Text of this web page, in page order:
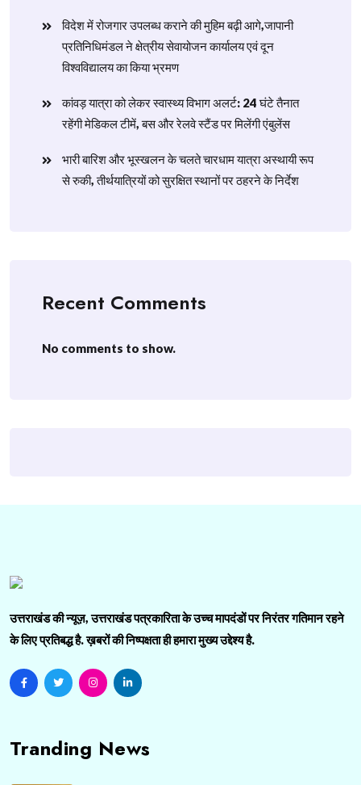
विदेश में रोजगार उपलब्ध कराने की मुहिम बढ़ी आगे,जापानी
प्रतिनिधिमंडल ने क्षेत्रीय सेवायोजन कार्यालय एवं दून
विश्वविद्यालय का किया भ्रमण
​कांवड़ यात्रा को लेकर स्वास्थ्य विभाग अलर्ट: 24 घंटे तैनात
रहेंगी मेडिकल टीमें, बस और रेलवे स्टैंड पर मिलेंगी एंबुलेंस
​भारी बारिश और भूस्खलन के चलते चारधाम यात्रा अस्थायी रूप
से रुकी, तीर्थयात्रियों को सुरक्षित स्थानों पर ठहरने के निर्देश
Recent Comments
No comments to show.
उत्तराखंड की न्यूज़, उत्तराखंड पत्रकारिता के उच्च मापदंडों पर निरंतर गतिमान रहने
के लिए प्रतिबद्ध है. ख़बरों की निष्पक्षता ही हमारा मुख्य उद्देश्य है.
Tranding News